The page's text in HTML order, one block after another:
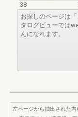
38
お探しのページは
タログビューでは
んになれます。
左ページから抽出された内